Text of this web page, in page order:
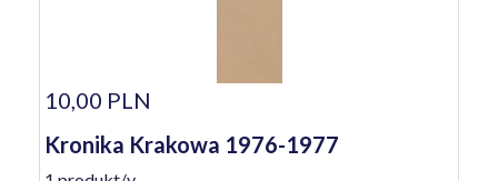
10,00 PLN
Kronika Krakowa 1976-1977